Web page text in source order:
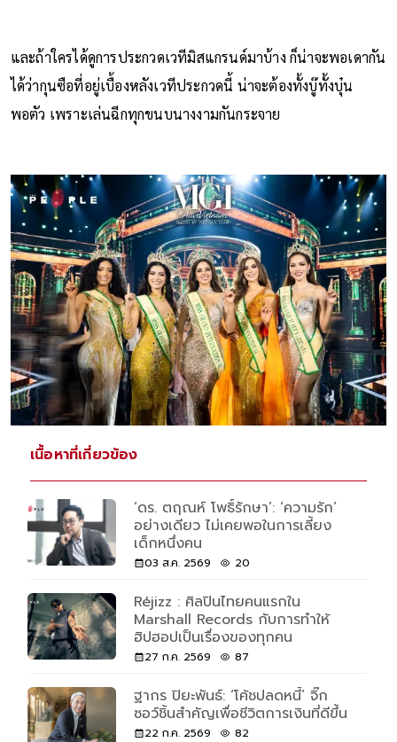
และถ้าใครได้ดูการประกวดเวทีมิสแกรนด์มาบ้าง ก็น่าจะพอเดากัน
ได้ว่ากุนซือที่อยู่เบื้องหลังเวทีประกวดนี้ น่าจะต้องทั้งบู๊ทั้งบุ๋น
พอตัว เพราะเล่นฉีกทุกขนบนางงามกันกระจาย
เนื้อหาที่เกี่ยวข้อง
‘ดร. ตฤณห์ โพธิ์รักษา’: ‘ความรัก’
อย่างเดียว ไม่เคยพอในการเลี้ยง
เด็กหนึ่งคน
03 ส.ค. 2569 20
Réjizz : ศิลปินไทยคนแรกใน
Marshall Records กับการทำให้
ฮิปฮอปเป็นเรื่องของทุกคน
27 ก.ค. 2569 87
ฐากร ปิยะพันธ์: ‘โค้ชปลดหนี้’ จิ๊ก
ซอว์ชิ้นสำคัญเพื่อชีวิตการเงินที่ดีขึ้น
22 ก.ค. 2569 82